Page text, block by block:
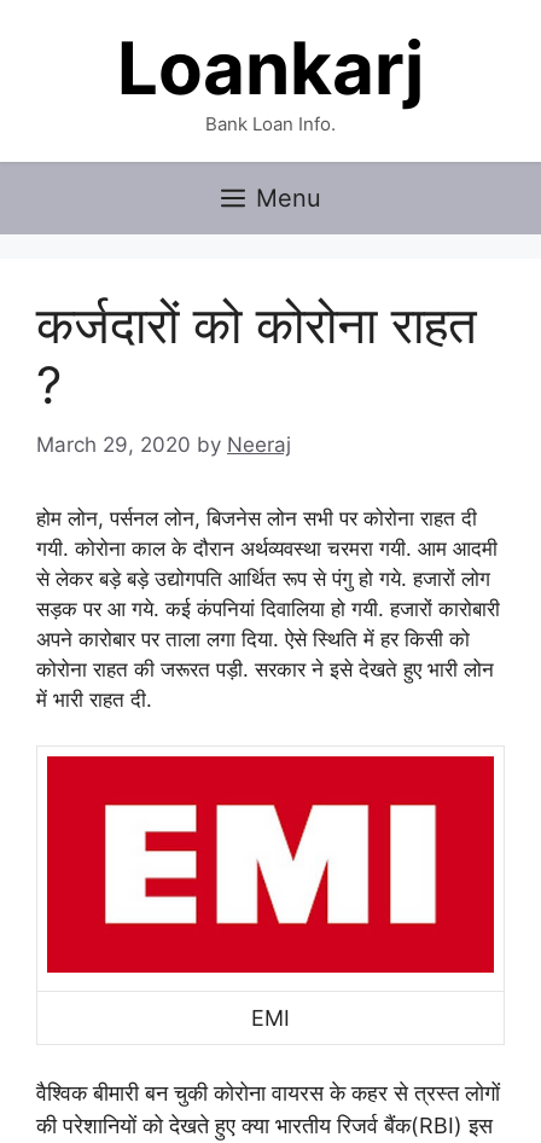
Loankarj
Bank Loan Info.
Menu
कर्जदारों को कोरोना राहत
?
March 29, 2020 by Neeraj
होम लोन, पर्सनल लोन, बिजनेस लोन सभी पर कोरोना राहत दी
गयी. कोरोना काल के दौरान अर्थव्यवस्था चरमरा गयी. आम आदमी
से लेकर बड़े बड़े उद्योगपति आर्थित रूप से पंगु हो गये. हजारों लोग
सड़क पर आ गये. कई कंपनियां दिवालिया हो गयी. हजारों कारोबारी
अपने कारोबार पर ताला लगा दिया. ऐसे स्थिति में हर किसी को
कोरोना राहत की जरूरत पड़ी. सरकार ने इसे देखते हुए भारी लोन
में भारी राहत दी.
EMI
वैश्विक बीमारी बन चुकी कोरोना वायरस के कहर से त्रस्त लोगों
कीपरेशानियों को देखते हुए क्या भारतीय रिजर्व बैंक(RBI) इस